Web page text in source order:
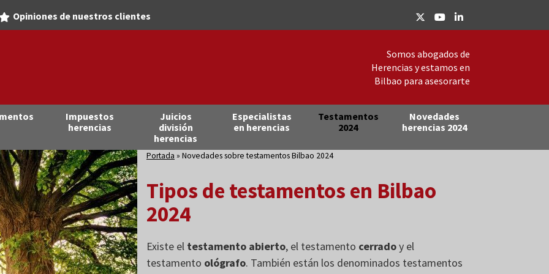
Opiniones de nuestros clientes
Somos abogados de
Herencias y estamos en
Bilbao para asesorarte
Impuestos
herencias
Juicios
división
herencias
Especialistas
en herencias
Testamentos
2024
Novedades
herencias 2024
Portada » Novedades sobre testamentos Bilbao 2024
Tipos de testamentos en Bilbao
2024
Existe el testamento abierto, el testamento cerradoy el
testamento ológrafo. También están los denominados testamentos